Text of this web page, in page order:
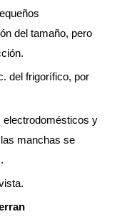
del tamaño, pero
del frigorífico, por
electrodomésticos y
manchas se